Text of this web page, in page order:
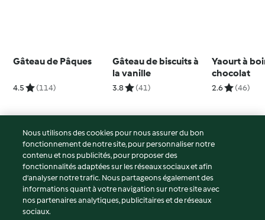
Gâteau de Pâques
4.5 (114)
Gâteau de biscuits à
la vanille
3.8 (41)
Yaourt à
chocolat
2.6 (46)
© Copyright 2026
Conditions d'utilisation
Politique de confidentialité
Non-responsabilité
Mentions légales
Nous utilisons des cookies pour nous assurer du bon
fonctionnement de notre site, pour personnaliser notre
contenu et nos publicités, pour proposer des
fonctionnalités adaptées sur les réseaux sociaux et afin
d’analyser notre trafic. Nous partageons également des
informations quant à votre navigation sur notre site avec
nos partenaires analytiques, publicitaires et de réseaux
sociaux.